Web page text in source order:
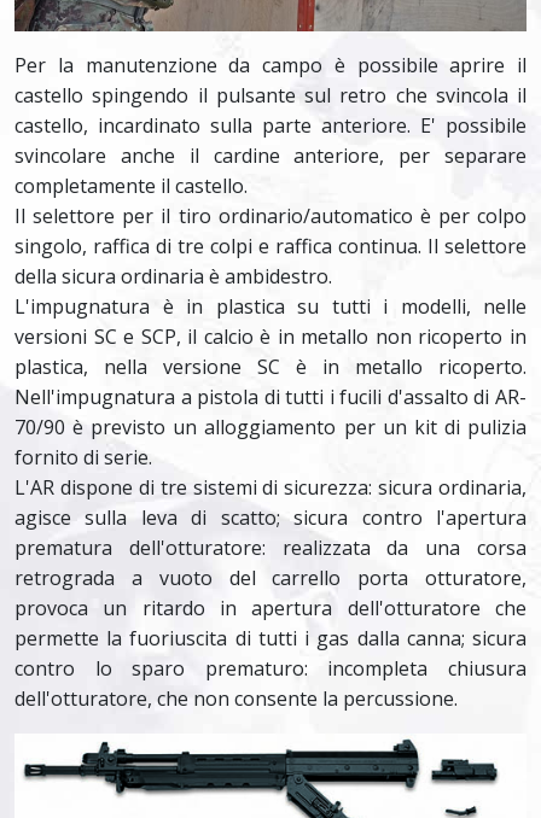
Per la manutenzione da campo è possibile aprire il
castello spingendo il pulsante sul retro che svincola il
castello, incardinato sulla parte anteriore. E' possibile
svincolare anche il cardine anteriore, per separare
completamente il castello.
Il selettore per il tiro ordinario/automatico è per colpo
singolo, raffica di tre colpi e raffica continua. Il selettore
della sicura ordinaria è ambidestro.
L'impugnatura è in plastica su tutti i modelli, nelle
versioni SC e SCP, il calcio è in metallo non ricoperto in
plastica, nella versione SC è in metallo ricoperto.
Nell'impugnatura a pistola di tutti i fucili d'assalto di AR-
70/90 è previsto un alloggiamento per un kit di pulizia
fornito di serie.
L'AR dispone di tre sistemi di sicurezza: sicura ordinaria,
agisce sulla leva di scatto; sicura contro l'apertura
prematura dell'otturatore: realizzata da una corsa
retrograda a vuoto del carrello porta otturatore,
provoca un ritardo in apertura dell'otturatore che
permette la fuoriuscita di tutti i gas dalla canna; sicura
contro lo sparo prematuro: incompleta chiusura
dell'otturatore, che non consente la percussione.